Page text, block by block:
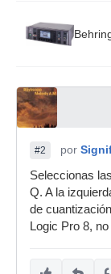
#2 por
Seleccionas
Q. A la
de
Logic Pro 8,